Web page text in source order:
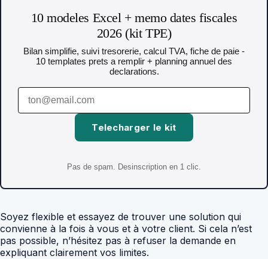
10 modeles Excel + memo dates fiscales
2026 (kit TPE)
Bilan simplifie, suivi tresorerie, calcul TVA, fiche de paie -
10 templates prets a remplir + planning annuel des
declarations.
Telecharger le kit
Pas de spam. Desinscription en 1 clic.
Soyez flexible et essayez de trouver une solution qui
convienne à la fois à vous et à votre client. Si cela n’est
pas possible, n’hésitez pas à refuser la demande en
expliquant clairement vos limites.